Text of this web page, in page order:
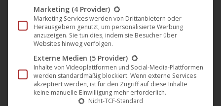
Marketing (4 Provider)
Marketing Services werden von Drittanbietern oder
Herausgebern genutzt, um personalisierte Werbung
anzuzeigen. Sie tun dies, indem sie Besucher über
Websites hinweg verfolgen.
Externe Medien (5 Provider)
Inhalte von Videoplattformen und Social-Media-Plattformen
werden standardmäßig blockiert. Wenn externe Services
akzeptiert werden, ist für den Zugriff auf diese Inhalte
keine manuelle Einwilligung mehr erforderlich.
Nicht-TCF-Standard